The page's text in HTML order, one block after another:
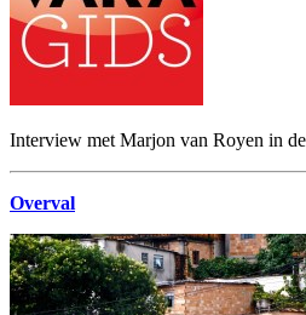
Interview met Marjon van Royen in
Overval